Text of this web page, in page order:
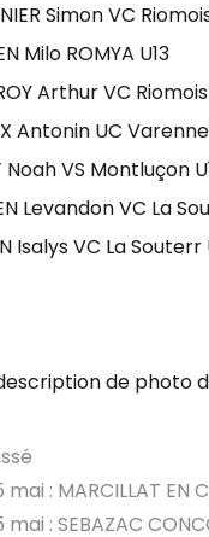
Simon VC
Milo ROMYA U13
Arthur VC Riomois
Antonin UC
Noah VS Montluçon
Levandon VC La
Isalys VC La Souterr
mai : MARCILLAT EN
mai : SEBAZAC